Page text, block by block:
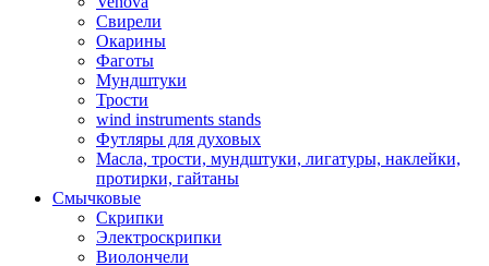
Свирели
Окарины
Фаготы
Мундштуки
Трости
wind instruments stands
Футляры для духовых
Масла, трости, мундштуки, лигатуры, наклейки,
протирки, гайтаны
Смычковые
Скрипки
Электроскрипки
Виолончели